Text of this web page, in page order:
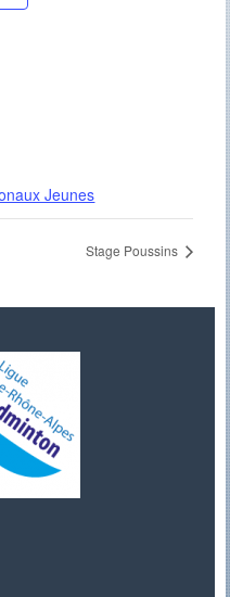
Jeunes
Stage Poussins